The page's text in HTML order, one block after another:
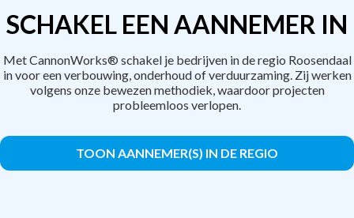
SCHAKEL EEN AANNEMER IN
Met CannonWorks® schakel je bedrijven in de regio Roosendaal
in voor een verbouwing, onderhoud of verduurzaming. Zij werken
volgens onze bewezen methodiek, waardoor projecten
probleemloos verlopen.
TOON AANNEMER(S) IN DE REGIO